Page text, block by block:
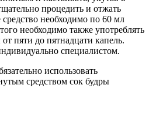
процедить и отжать
необходимо по 60 мл
необходимо также употреблять
пяти до пятнадцати капель.
специалистом.
использовать
средством сок будры